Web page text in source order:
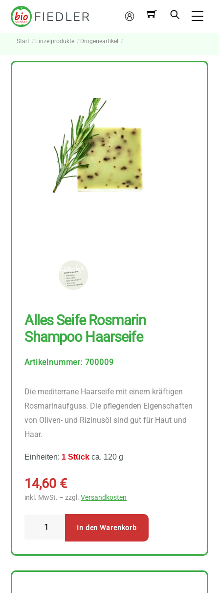
Skip
Mein
Konto
Start Einzelprodukte Drogerieartikel
Alles Seife Rosmarin
Shampoo Haarseife
Artikelnummer: 700009
Die mediterrane Haarseife mit einem kräftigen
Rosmarinaufguss. Die pflegenden Eigenschaften
von Oliven- und Rizinusöl sind gut für Haut und
Haar.
Einheiten: 1 Stück ca. 120 g
14,60 €
inkl. MwSt. – zzgl.Versandkosten
In den Warenkorb